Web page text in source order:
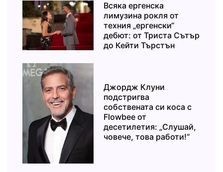
Всяка ергенска
лимузина рокля от
техния „ергенски“
дебют: от Триста Сътър
до Кейти Търстън
Джордж Клуни
подстригва
собствената си коса с
Flowbee от
десетилетия: „Слушай,
човече, това работи!“